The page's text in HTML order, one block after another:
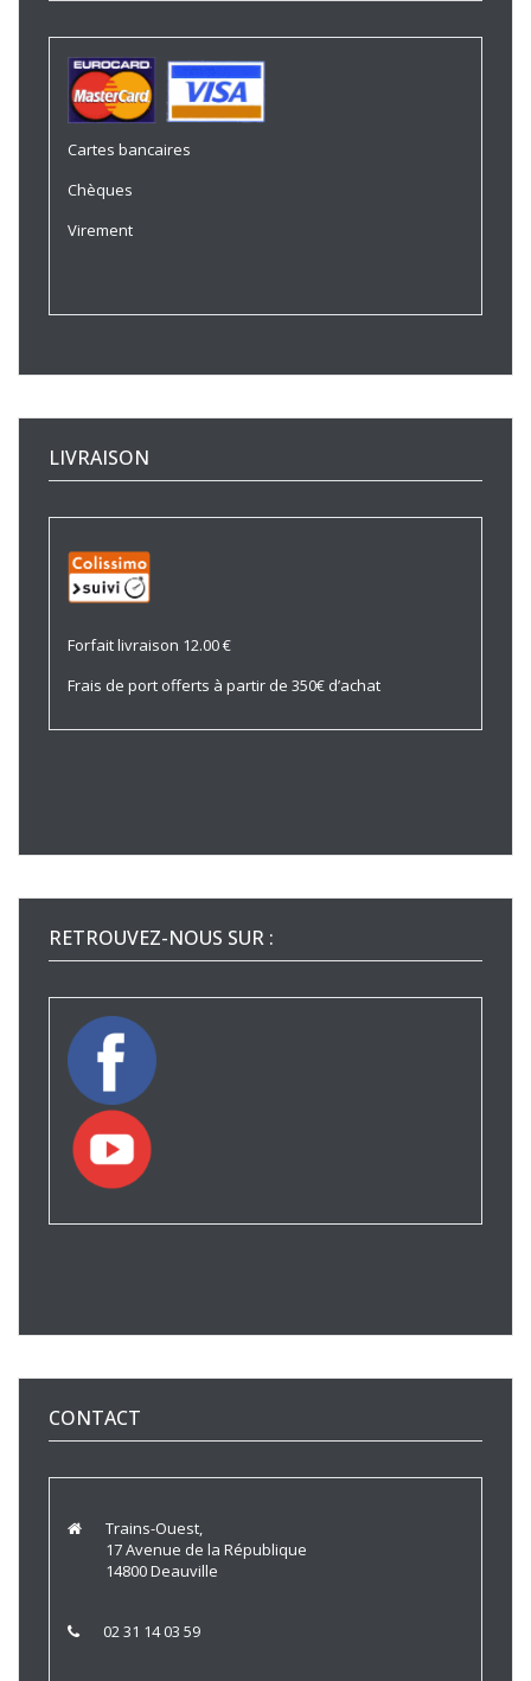
Cartes bancaires
Chèques
Virement
LIVRAISON
Forfait livraison 12.00 €
Frais de port offerts à partir de 350€ d’achat
RETROUVEZ-NOUS SUR :
CONTACT
Trains-Ouest,
17 Avenue de la République
14800 Deauville
02 31 14 03 59